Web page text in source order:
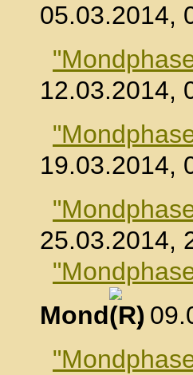
05.03.2014,
12.03.2014,
19.03.2014,
25.03.2014,
Mond
,